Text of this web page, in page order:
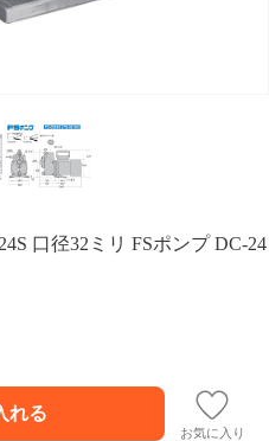
口径32ミリ FSポンプ DC-24
お気に入り